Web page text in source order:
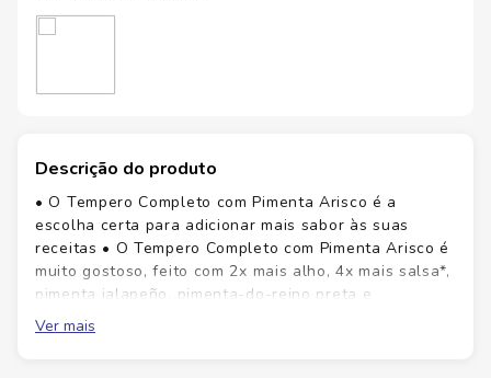
Descrição do produto
• O Tempero Completo com Pimenta Arisco é a
escolha certa para adicionar mais sabor às suas
receitas • O Tempero Completo com Pimenta Arisco é
muito gostoso, feito com 2x mais alho, 4x mais salsa*,
pimenta jalapeño, pimenta-do-reino preta e
ingredientes da mais alta qualidade • Este tempero
de alho e salsa é perfeito para o preparo de carnes,
Ver mais